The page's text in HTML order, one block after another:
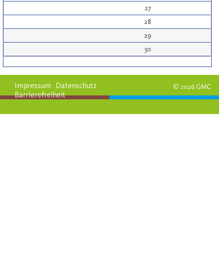
27
28
29
30
© 2026 GMC
Impressum Datenschutz
Barrierefreiheit